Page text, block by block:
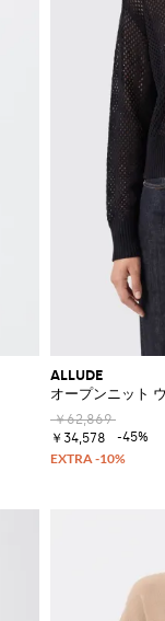
ALLUDE
オープンニット
￥62,869
￥34,578
-45%